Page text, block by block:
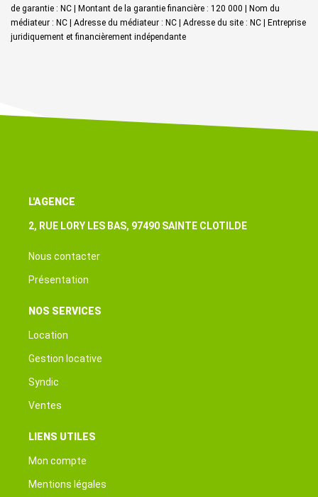
de garantie : NC | Montant de la garantie financière : 120 000 | Nom du
médiateur : NC | Adresse du médiateur : NC | Adresse du site : NC | Entreprise
juridiquement et financièrement indépendante
L'AGENCE
2, RUE LORY LES BAS, 97490 SAINTE CLOTILDE
Nous contacter
Présentation
NOS SERVICES
Location
Gestion locative
Syndic
Ventes
LIENS UTILES
Mon compte
Mentions légales